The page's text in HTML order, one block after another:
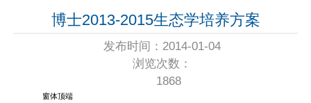
博士2013-2015生态学培养方案
发布时间：2014-01-04
浏览次数：
1868
窗体顶端